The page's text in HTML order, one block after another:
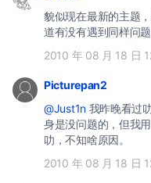
貌似现在最新的主题
2010 年 08 月 18 日
Picturepan2
@Just1n我昨晚看过
身是没问题的，但我
叻，不知啥原因。
2010 年 08 月 18 日